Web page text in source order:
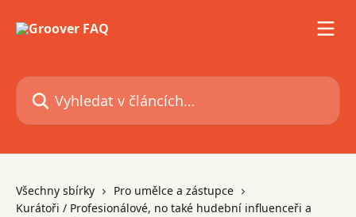
Vyhledat v článcích…
Všechny sbírky
Pro umělce a zástupce
Kurátoři / Profesionálové, no také hudební influenceři a